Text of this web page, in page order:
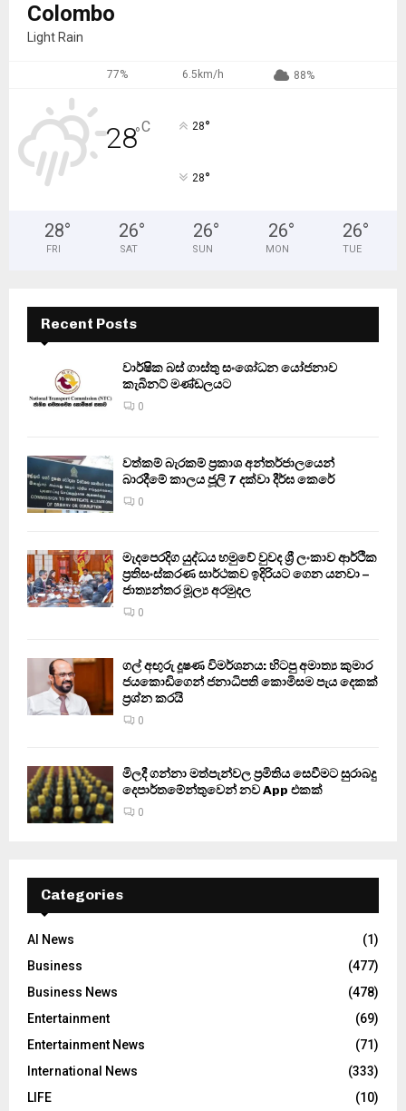
Colombo
Light Rain
77% 6.5km/h 88%
28°C 28°
28°
28°
FRI
26°
SAT
26°
SUN
26°
MON
26°
TUE
Recent Posts
වාර්ෂික බස් ගාස්තු සංශෝධන යෝජනාව
කැබිනට් මණ්ඩලයට
0
වත්කම් බැරකම් ප්‍රකාශ අන්තර්ජාලයෙන්
බාරදීමේ කාලය ජූලි 7 දක්වා දීර්ඝ කෙරේ
0
මැදපෙරදිග යුද්ධය හමුවේ වුවද ශ්‍රී ලංකාව ආර්ථික
ප්‍රතිසංස්කරණ සාර්ථකව ඉදිරියට ගෙන යනවා –
ජාත්‍යන්තර මූල්‍ය අරමුදල
0
ගල් අඟුරු දූෂණ විමර්ශනය: හිටපු අමාත්‍ය කුමාර
ජයකොඩිගෙන් ජනාධිපති කොමිසම පැය දෙකක්
ප්‍රශ්න කරයි
0
මිලදී ගන්නා මත්පැන්වල ප්‍රමිතිය සෙවීමට සුරාබදු
දෙපාර්තමේන්තුවෙන් නව App එකක්
0
Categories
AI News
(1)
Business
(477)
Business News
(478)
Entertainment
(69)
Entertainment News
(71)
International News
(333)
LIFE
(10)